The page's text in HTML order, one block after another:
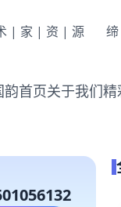
|家|资|源
韵首页关于我们精